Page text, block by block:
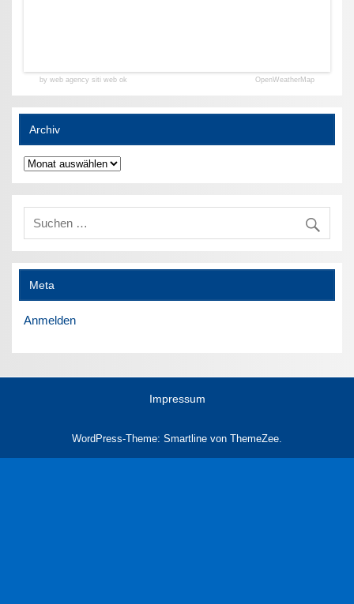
by web agency siti web ok OpenWeatherMap
Archiv
Archiv
Meta
Anmelden
Impressum
WordPress-Theme: Smartline von ThemeZee.